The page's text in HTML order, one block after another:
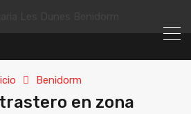
Benidorm
en zona